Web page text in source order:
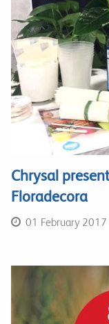
Chrysal
Floradecora
01 February 2017